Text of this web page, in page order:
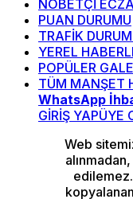
NÖBETÇİ
PUAN DURUMU
TRAFİK
YEREL
POPÜLER
TÜM MANŞET
WhatsApp
GİRİŞ YAPÜYE
Web